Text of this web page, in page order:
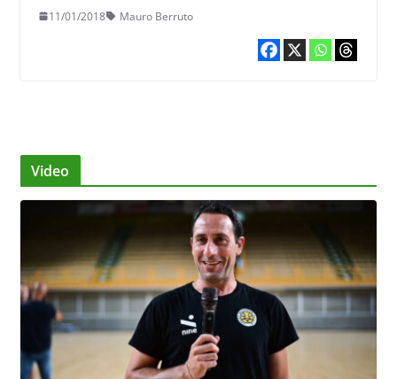
11/01/2018 Mauro Berruto
Video